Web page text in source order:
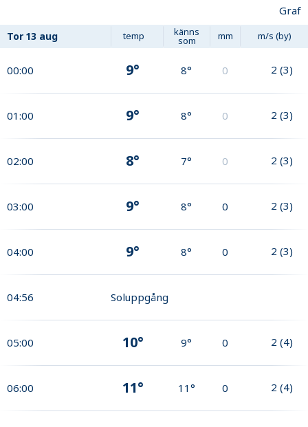
Graf
Tor 13 aug temp känns
som mm m/s (by)
00:00 9° 8° 0 2 (3)
01:00 9° 8° 0 2 (3)
02:00 8° 7° 0 2 (3)
03:00 9° 8° 0 2 (3)
04:00 9° 8° 0 2 (3)
04:56 Soluppgång
05:00 10° 9° 0 2 (4)
06:00 11° 11° 0 2 (4)